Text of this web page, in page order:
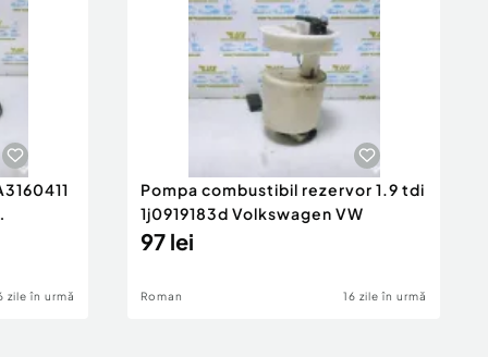
zile în urmă
Pompa combustibil rezervor 1.9 tdi
1j0919183d Volkswagen VW
97 lei
Roman 16 zile în urmă